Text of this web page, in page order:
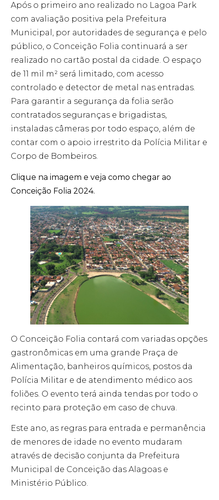
Após o primeiro ano realizado no Lagoa Park
com avaliação positiva pela Prefeitura
Municipal, por autoridades de segurança e pelo
público, o Conceição Folia continuará a ser
realizado no cartão postal da cidade. O espaço
de 11 mil m² será limitado, com acesso
controlado e detector de metal nas entradas.
Para garantir a segurança da folia serão
contratados seguranças e brigadistas,
instaladas câmeras por todo espaço, além de
contar com o apoio irrestrito da Polícia Militar e
Corpo de Bombeiros.
Clique na imagem e veja como chegar ao
Conceição Folia 2024.
O Conceição Folia contará com variadas opções
gastronômicas em uma grande Praça de
Alimentação, banheiros químicos, postos da
Polícia Militar e de atendimento médico aos
foliões. O evento terá ainda tendas por todo o
recinto para proteção em caso de chuva.
Este ano, as regras para entrada e permanência
de menores de idade no evento mudaram
através de decisão conjunta da Prefeitura
Municipal de Conceição das Alagoas e
Ministério Público.